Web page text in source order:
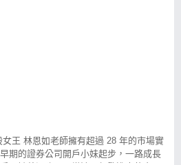
女王 林恩如老師擁有超過 28 年的市場實
期的證券公司開戶小妹起步，一路成長